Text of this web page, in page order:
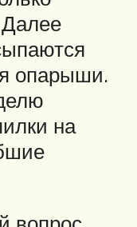
опарыши.
на